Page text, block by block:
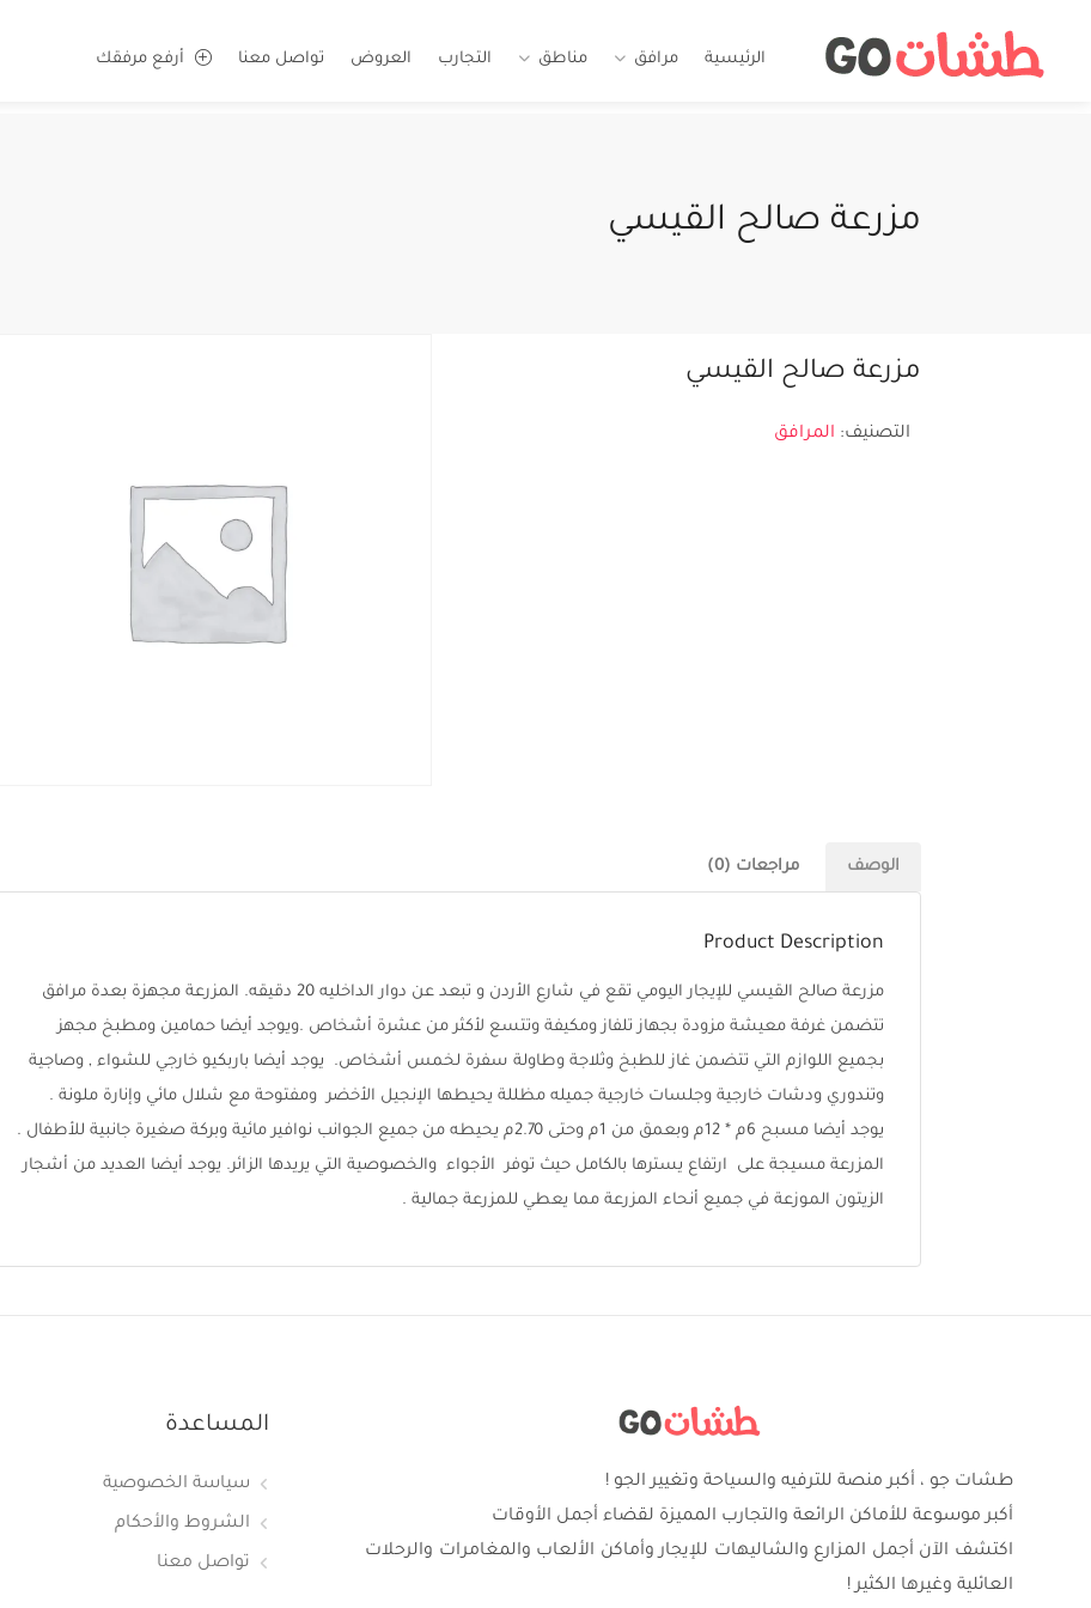
الرئيسية مرافق مناطق التجارب العروض تواصل معنا أرفع مرفقك
مزرعة صالح القيسي
مزرعة صالح القيسي
التصنيف: المرافق
الوصف مراجعات (0)
Product Description
مزرعة صالح القيسي للإيجار اليومي تقع في شارع الأردن و تبعد عن دوار الداخليه 20 دقيقه. المزرعة مجهزة بعدة مرافق
تتضمن غرفة معيشة مزودة بجهاز تلفاز ومكيفة وتتسع لأكثر من عشرة أشخاص .ويوجد أيضا حمامين ومطبخ مجهز
بجميع اللوازم التي تتضمن غاز للطبخ وثلاجة وطاولة سفرة لخمس أشخاص. يوجد أيضا باربكيو خارجي للشواء , وصاجية
وتندوري ودشات خارجية وجلسات خارجية جميله مظللة يحيطها الإنجيل الأخضر ومفتوحة مع شلال مائي وإنارة ملونة .
يوجد أيضا مسبح 6م * 12م وبعمق من 1م وحتى 2.70م يحيطه من جميع الجوانب نوافير مائية وبركة صغيرة جانبية للأطفال .
المزرعة مسيجة على ارتفاع يسترها بالكامل حيث توفر الأجواء والخصوصية التي يريدها الزائر. يوجد أيضا العديد من أشجار
الزيتون الموزعة في جميع أنحاء المزرعة مما يعطي للمزرعة جمالية .
طشات جو ، أكبر منصة للترفيه والسياحة وتغيير الجو !
أكبر موسوعة للأماكن الرائعة والتجارب المميزة لقضاء أجمل الأوقات
اكتشف الآن أجمل المزارع والشاليهات للإيجار وأماكن الألعاب والمغامرات والرحلات
العائلية وغيرها الكثير !
المساعدة
سياسة الخصوصية
الشروط والأحكام
تواصل معنا